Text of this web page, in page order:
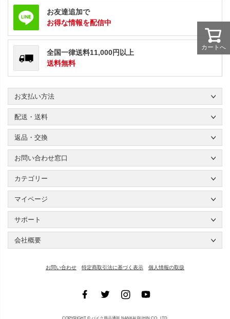
カートへ
お友達追加で
お得な情報を配信中
全国一律送料11,000円以上
送料無料
お支払い方法
配送・送料
返品・交換
お問い合わせ窓口
カテゴリー
マイページ
サポート
会社概要
お問い合わせ 特定商取引法に基づく表示 個人情報の取扱